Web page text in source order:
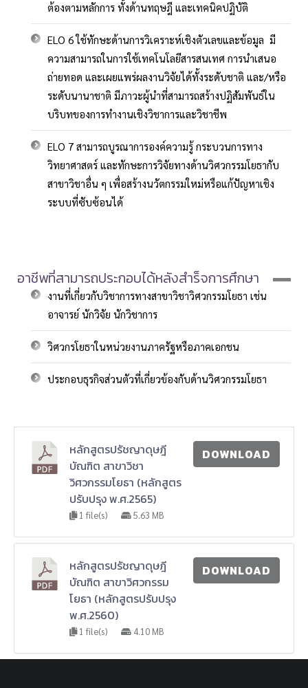
ต้องตามหลักการ ทั้งด้านทฤษฎี และเทคนิคปฏิบัติ
ELO 6 ใช้ทักษะด้านการวิเคราะห์เชิงตัวเลขและข้อมูล มี
ความสามารถในการใช้เทคโนโลยีสารสนเทศ การนำเสนอ
ถ่ายทอด และเผยแพร่ผลงานวิจัยได้ทั้งระดับชาติ และ/หรือ
ระดับนานาชาติ มีภาวะผู้นำที่สามารถสร้างปฏิสัมพันธ์ใน
บริบทของการทำงานเชิงวิชาการและวิชาชีพ
ELO 7 สามารถบูรณาการองค์ความรู้ กระบวนการทาง
วิทยาศาสตร์ และทักษะการวิจัยทางด้านวิศวกรรมโยธากับ
สาขาวิชาอื่น ๆ เพื่อสร้างนวัตกรรมใหม่หรือแก้ปัญหาเชิง
ระบบที่ซับซ้อนได้
อาชีพที่สามารถประกอบได้หลังสำร็จการศึกษา
งานที่เกี่ยวกับวิชาการทางสาขาวิชาวิศวกรรมโยธา เช่น
อาจารย์ นักวิจัย นักวิชาการ
วิศวกรโยธาในหน่วยงานภาครัฐหรือภาคเอกชน
ประกอบธุรกิจส่วนตัวที่เกี่ยวข้องกับด้านวิศวกรรมโยธา
หลักสูตรปรัชญาดุษฎี
บัณฑิต สาขาวิชา
วิศวกรรมโยธา (หลักสูตร
ปรับปรุง พ.ศ.2565)
1 file(s) 5.63 MB
DOWNLOAD
หลักสูตรปรัชญาดุษฎี
บัณฑิต สาขาวิศวกรรม
โยธา (หลักสูตรปรับปรุง
พ.ศ.2560)
1 file(s) 4.10 MB
DOWNLOAD